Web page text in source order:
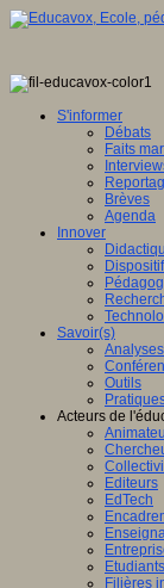
S'informer
Débats
Faits
Brèves
Agenda
Innover
Savoir(s)
Analyses
Outils
Acteurs de
Editeurs
EdTech
Etudiants
Filières